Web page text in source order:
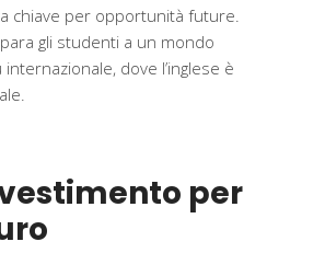
chiave per opportunità future.
gli studenti a un mondo
dove l’inglese è
per